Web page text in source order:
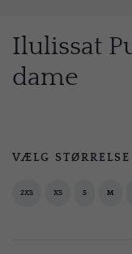
Ilulissat
dame
VÆLG STØRRELSE
2XS XS S M